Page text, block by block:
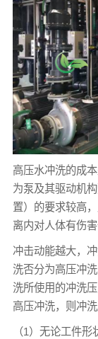
高压水冲洗的成
为泵及其驱动机
置）的要求较高
离内对人体有伤
冲击动能越大，
洗否分为高压冲
洗所使用的冲洗
高压冲洗，则冲
（1）无论工件